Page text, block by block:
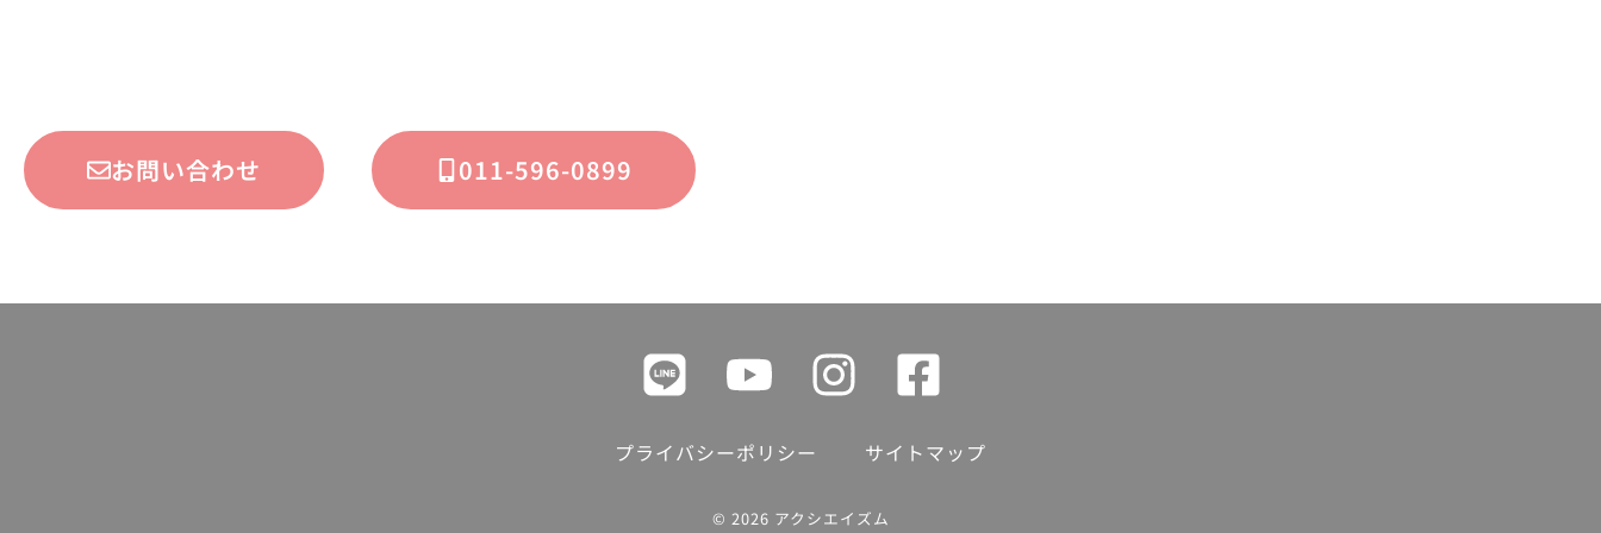
お問い合わせ 011-596-0899
プライバシーポリシー サイトマップ
© 2026 アクシエイズム